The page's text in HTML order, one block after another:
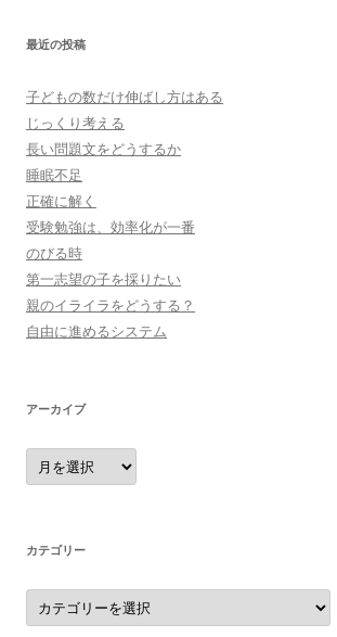
最近の投稿
子どもの数だけ伸ばし方はある
じっくり考える
長い問題文をどうするか
睡眠不足
正確に解く
受験勉強は、効率化が一番
のびる時
第一志望の子を採りたい
親のイライラをどうする？
自由に進めるシステム
アーカイブ
ア
ー
カ
カテゴリー
カ
テ
ゴ